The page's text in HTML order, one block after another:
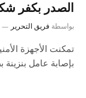
الصدر بكفر
بواسطة فريق التحرير
تمكنت الأجهزة
بإصابة عامل